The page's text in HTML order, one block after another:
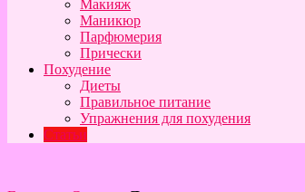
Макияж
Маникюр
Парфюмерия
Прически
Похудение
Диеты
Правильное питание
Упражнения для похудения
Статьи